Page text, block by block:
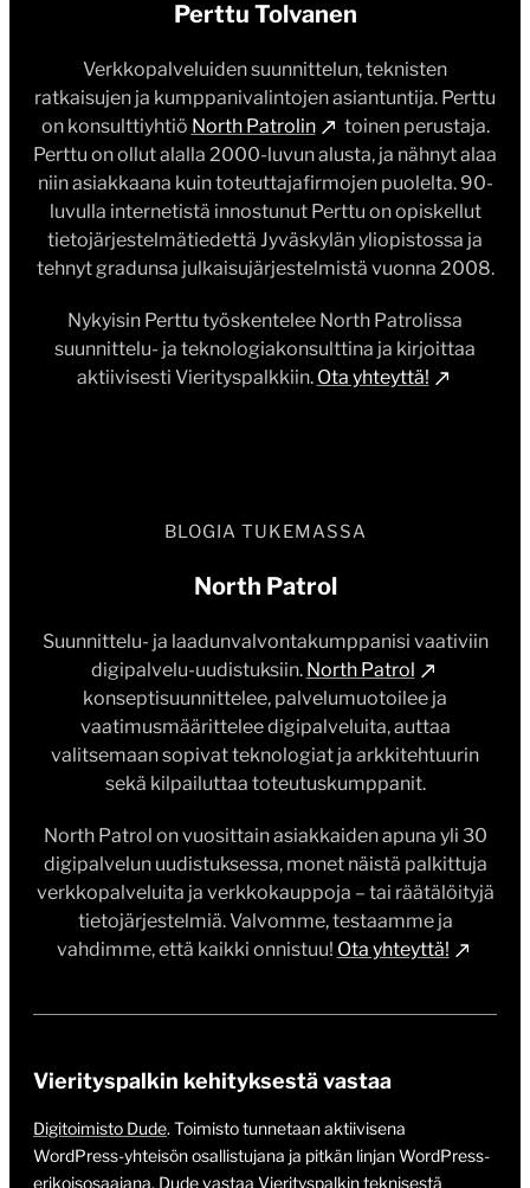
Perttu Tolvanen
Verkkopalveluiden suunnittelun, teknisten
ratkaisujen ja kumppanivalintojen asiantuntija. Perttu
on konsulttiyhtiö North Patrolin
toinen perustaja.
Perttu on ollut alalla 2000-luvun alusta, ja nähnyt alaa
niin asiakkaana kuin toteuttajafirmojen puolelta. 90-
luvulla internetistä innostunut Perttu on opiskellut
tietojärjestelmätiedettä Jyväskylän yliopistossa ja
tehnyt gradunsa julkaisujärjestelmistä vuonna 2008.
Nykyisin Perttu työskentelee North Patrolissa
suunnittelu- ja teknologiakonsulttina ja kirjoittaa
aktiivisesti Vierityspalkkiin. Ota yhteyttä!
BLOGIA TUKEMASSA
North Patrol
Suunnittelu- ja laadunvalvontakumppanisi vaativiin
digipalvelu-uudistuksiin. North Patrol
konseptisuunnittelee, palvelumuotoilee ja
vaatimusmäärittelee digipalveluita, auttaa
valitsemaan sopivat teknologiat ja arkkitehtuurin
sekä kilpailuttaa toteutuskumppanit.
North Patrol on vuosittain asiakkaiden apuna yli 30
digipalvelun uudistuksessa, monet näistä palkittuja
verkkopalveluita ja verkkokauppoja – tai räätälöityjä
tietojärjestelmiä. Valvomme, testaamme ja
vahdimme, että kaikki onnistuu! Ota yhteyttä!
Vierityspalkin kehityksestä vastaa
Digitoimisto Dude. Toimisto tunnetaan aktiivisena
WordPress-yhteisön osallistujana ja pitkän linjan WordPress-
erikoisosaajana. Dude vastaa Vierityspalkin teknisestä